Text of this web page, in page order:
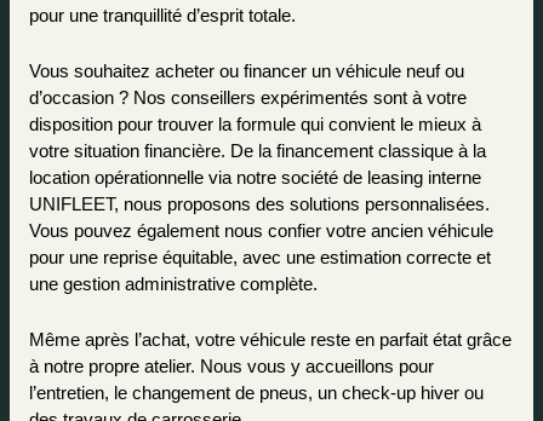
pour une tranquillité d’esprit totale.
Vous souhaitez acheter ou financer un véhicule neuf ou
d’occasion ? Nos conseillers expérimentés sont à votre
disposition pour trouver la formule qui convient le mieux à
votre situation financière. De la financement classique à la
location opérationnelle via notre société de leasing interne
UNIFLEET, nous proposons des solutions personnalisées.
Vous pouvez également nous confier votre ancien véhicule
pour une reprise équitable, avec une estimation correcte et
une gestion administrative complète.
Même après l’achat, votre véhicule reste en parfait état grâce
à notre propre atelier. Nous vous y accueillons pour
l’entretien, le changement de pneus, un check-up hiver ou